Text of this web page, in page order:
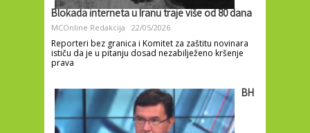
Blokada interneta u Iranu traje više od 80 dana
MCOnline Redakcija 22/05/2026
Reporteri bez granica i Komitet za zaštitu novinara
ističu da je u pitanju dosad nezabilježeno kršenje
prava
BH